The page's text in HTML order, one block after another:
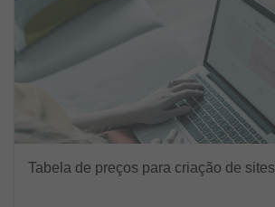
Tabela de preços para criação de sites